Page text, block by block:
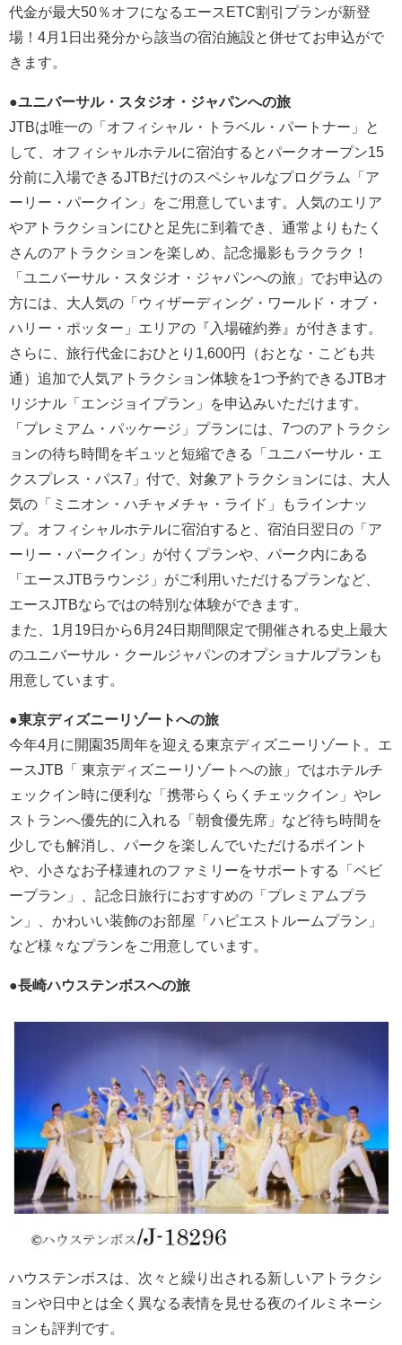
代金が最大50％オフになるエースETC割引プランが新登
場！4月1日出発分から該当の宿泊施設と併せてお申込がで
きます。
●ユニバーサル・スタジオ・ジャパンへの旅
JTBは唯一の「オフィシャル・トラベル・パートナー」と
して、オフィシャルホテルに宿泊するとパークオープン15
分前に入場できるJTBだけのスペシャルなプログラム「ア
ーリー・パークイン」をご用意しています。人気のエリア
やアトラクションにひと足先に到着でき、通常よりもたく
さんのアトラクションを楽しめ、記念撮影もラクラク！
「ユニバーサル・スタジオ・ジャパンへの旅」でお申込の
方には、大人気の「ウィザーディング・ワールド・オブ・
ハリー・ポッター」エリアの『入場確約券』が付きます。
さらに、旅行代金におひとり1,600円（おとな・こども共
通）追加で人気アトラクション体験を1つ予約できるJTBオ
リジナル「エンジョイプラン」を申込みいただけます。
「プレミアム・パッケージ」プランには、7つのアトラクシ
ョンの待ち時間をギュッと短縮できる「ユニバーサル・エ
クスプレス・パス7」付で、対象アトラクションには、大人
気の「ミニオン・ハチャメチャ・ライド」もラインナッ
プ。オフィシャルホテルに宿泊すると、宿泊日翌日の「ア
ーリー・パークイン」が付くプランや、パーク内にある
「エースJTBラウンジ」がご利用いただけるプランなど、
エースJTBならではの特別な体験ができます。
また、1月19日から6月24日期間限定で開催される史上最大
のユニバーサル・クールジャパンのオプショナルプランも
用意しています。
●東京ディズニーリゾートへの旅
今年4月に開園35周年を迎える東京ディズニーリゾート。エ
ースJTB「 東京ディズニーリゾートへの旅」ではホテルチ
ェックイン時に便利な「携帯らくらくチェックイン」やレ
ストランへ優先的に入れる「朝食優先席」など待ち時間を
少しでも解消し、パークを楽しんでいただけるポイント
や、小さなお子様連れのファミリーをサポートする「ベビ
ープラン」、記念日旅行におすすめの「プレミアムプラ
ン」、かわいい装飾のお部屋「ハピエストルームプラン」
など様々なプランをご用意しています。
●長崎ハウステンボスへの旅
ハウステンボスは、次々と繰り出される新しいアトラクシ
ョンや日中とは全く異なる表情を見せる夜のイルミネーシ
ョンも評判です。